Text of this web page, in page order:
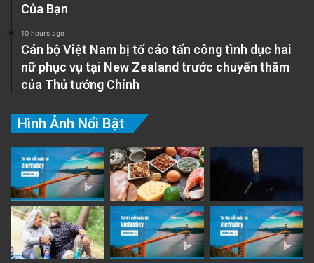
Của Bạn
10 hours ago
Cán bộ Việt Nam bị tố cáo tấn công tình dục hai
nữ phục vụ tại New Zealand trước chuyến thăm
của Thủ tướng Chính
Hình Ảnh Nổi Bật